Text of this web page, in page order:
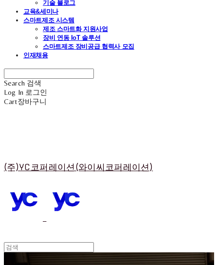
기술 블로그
교육&세미나
스마트제조 시스템
제조 스마트화 지원사업
장비 연동 IoT 솔루션
스마트제조 장비공급 협력사 모집
인재채용
Search 검색
Log In 로그인
Cart장바구니
(주)YC코퍼레이션(와이씨코퍼레이션)